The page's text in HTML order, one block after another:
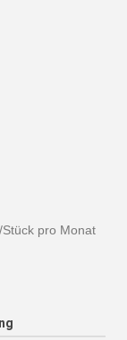
pro Monat